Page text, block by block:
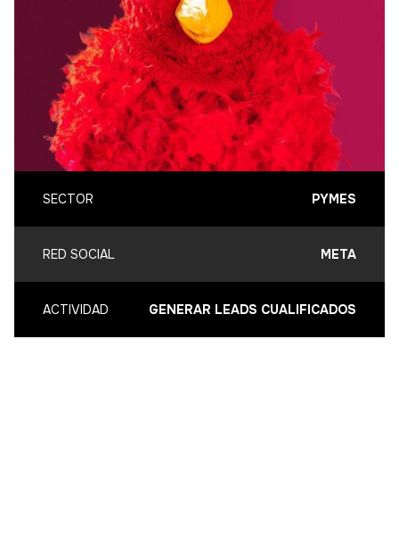
SECTOR PYMES
RED SOCIAL META
ACTIVIDAD GENERAR LEADS CUALIFICADOS